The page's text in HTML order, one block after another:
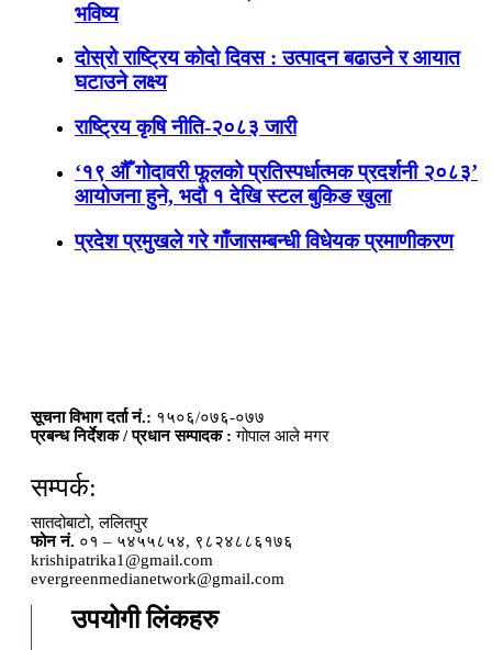
भविष्य
दोस्रो राष्ट्रिय कोदो दिवस : उत्पादन बढाउने र आयात
घटाउने लक्ष्य
राष्ट्रिय कृषि नीति-२०८३ जारी
‘१९ औँ गोदावरी फूलको प्रतिस्पर्धात्मक प्रदर्शनी २०८३’
आयोजना हुने, भदौ १ देखि स्टल बुकिङ खुला
प्रदेश प्रमुखले गरे गाँजासम्बन्धी विधेयक प्रमाणीकरण
सूचना विभाग दर्ता नं.: १५०६/०७६-०७७
प्रबन्ध निर्देशक / प्रधान सम्पादक : गोपाल आले मगर
सम्पर्क:
सातदोबाटो, ललितपुर
फोन नं. ०१ – ५४५५८५४, ९८२४८८६१७६
krishipatrika1@gmail.com
evergreenmedianetwork@gmail.com
उपयोगी लिंकहरु